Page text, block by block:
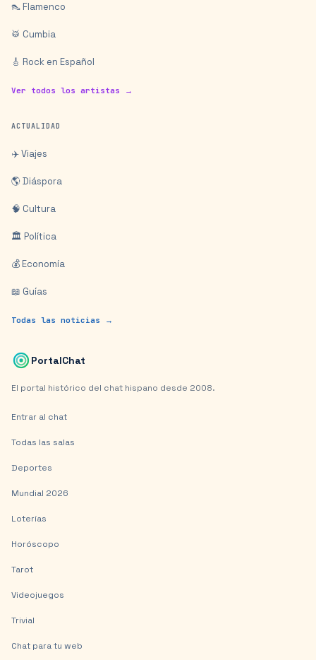
👠 Flamenco
🥁 Cumbia
🎸 Rock en Español
Ver todos los artistas →
ACTUALIDAD
✈️ Viajes
🌎 Diáspora
🧠 Cultura
🏛️ Política
💰 Economía
📖 Guías
Todas las noticias →
PortalChat
El portal histórico del chat hispano desde 2008.
Entrar al chat
Todas las salas
Deportes
Mundial 2026
Loterías
Horóscopo
Tarot
Videojuegos
Trivial
Chat para tu web